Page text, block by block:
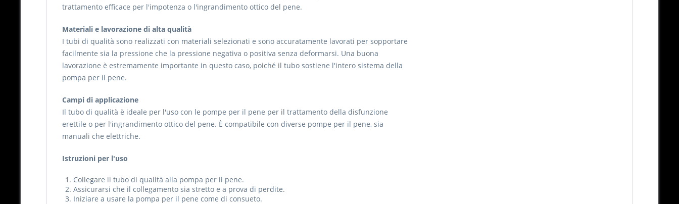
trattamento efficace per l'impotenza o l'ingrandimento ottico del pene.
Materiali e lavorazione di alta qualità
I tubi di qualità sono realizzati con materiali selezionati e sono accuratamente lavorati per sopportare
facilmente sia la pressione che la pressione negativa o positiva senza deformarsi. Una buona
lavorazione è estremamente importante in questo caso, poiché il tubo sostiene l'intero sistema della
pompa per il pene.
Campi di applicazione
Il tubo di qualità è ideale per l'uso con le pompe per il pene per il trattamento della disfunzione
erettile o per l'ingrandimento ottico del pene. È compatibile con diverse pompe per il pene, sia
manuali che elettriche.
Istruzioni per l'uso
Collegare il tubo di qualità alla pompa per il pene.
Assicurarsi che il collegamento sia stretto e a prova di perdite.
Iniziare a usare la pompa per il pene come di consueto.